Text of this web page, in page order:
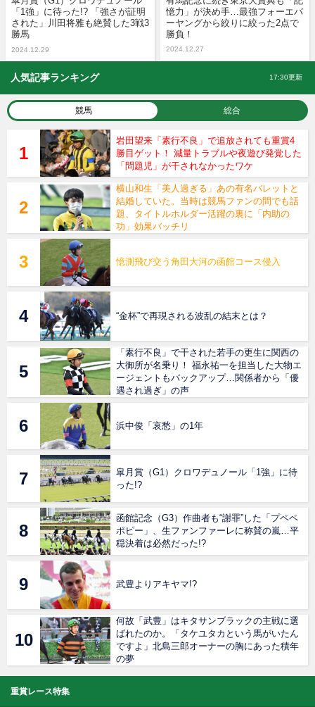
「1強」に待った!? 「強さが証明
された」川田将雅も絶賛した3戦3
勝馬
2024.12.29
憶力」が決め手…最強フォーエバ
ーヤングから絞りに絞った2点で
勝負！
2024.12.27
人気記事ランキング 17:30更新
競馬 総合
岩田望来「素行不良」で追放されても重賞4
勝目ゲット！ 減量トラブルや夜遊び発覚した
「問題児」が干されなかったワケ
横山和生「美人過ぎる」あの有名バレットと
結婚していた。当時は競馬ファンの間でも話
題、タイトルホルダー活躍の裏に「内助の
功」効果バッチリ
憶測飛び交う角田大河の函館コース侵入
“金杯”で再現される波乱の結末とは？
「素行不良」で干された若手の更生に関西の
大御所が名乗り！ 福永祐一を担当した大物エ
ージェントもバックアップ…関係者から「優
遇され過ぎ」の声
浜中俊「哀愁」の1年
皐月賞（G1）クロワデュノール「1強」に待
った!?
函館記念（G3）作曲者も“謝罪”した「プペペ
ポピー」、生ファンファーレに称賛の嵐…平
穏決着は必然だった!?
武豊よりアキヤマ!?
何故「武豊」はキタサンブラックの主戦に選
ばれたのか。「タケユタカという馬がいたん
ですよ」北島三郎オーナーの胸にあった積年
の夢
重賞レース特集